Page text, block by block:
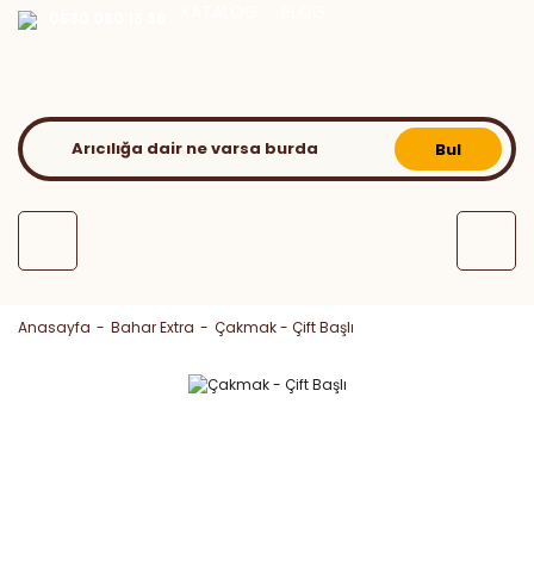
Bul
Anasayfa Bahar Extra Çakmak - Çift Başlı